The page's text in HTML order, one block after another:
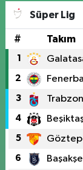
Süper Lig
# Takım
1
2
3
4
5
6